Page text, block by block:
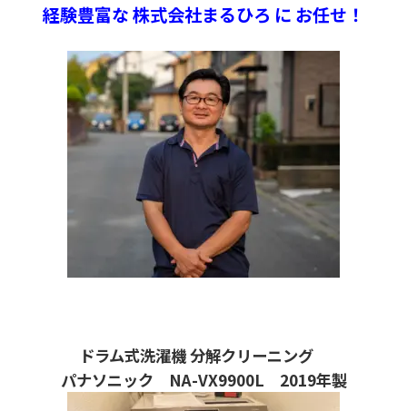
経験豊富な 株式会社まるひろ に お任せ！
ドラム式洗濯機 分解クリーニング
パナソニック NA-VX9900L 2019年製